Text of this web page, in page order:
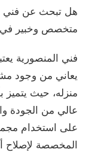
هل تبحث عن فني
متخصص وخبير في
فني المنصورية
يعاني من وجود
منزله، حيث
عالي من الجودة
على استخدام
المخصصة لإصلاح